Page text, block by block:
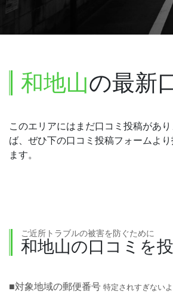
和地山の最新
このエリアにはまだ口コミ投稿があ
ば、ぜひ下の口コミ投稿フォームよ
ます。
ご近所トラブルの被害を防ぐために
和地山の口コミを
■対象地域の郵便番号 特定されすぎない